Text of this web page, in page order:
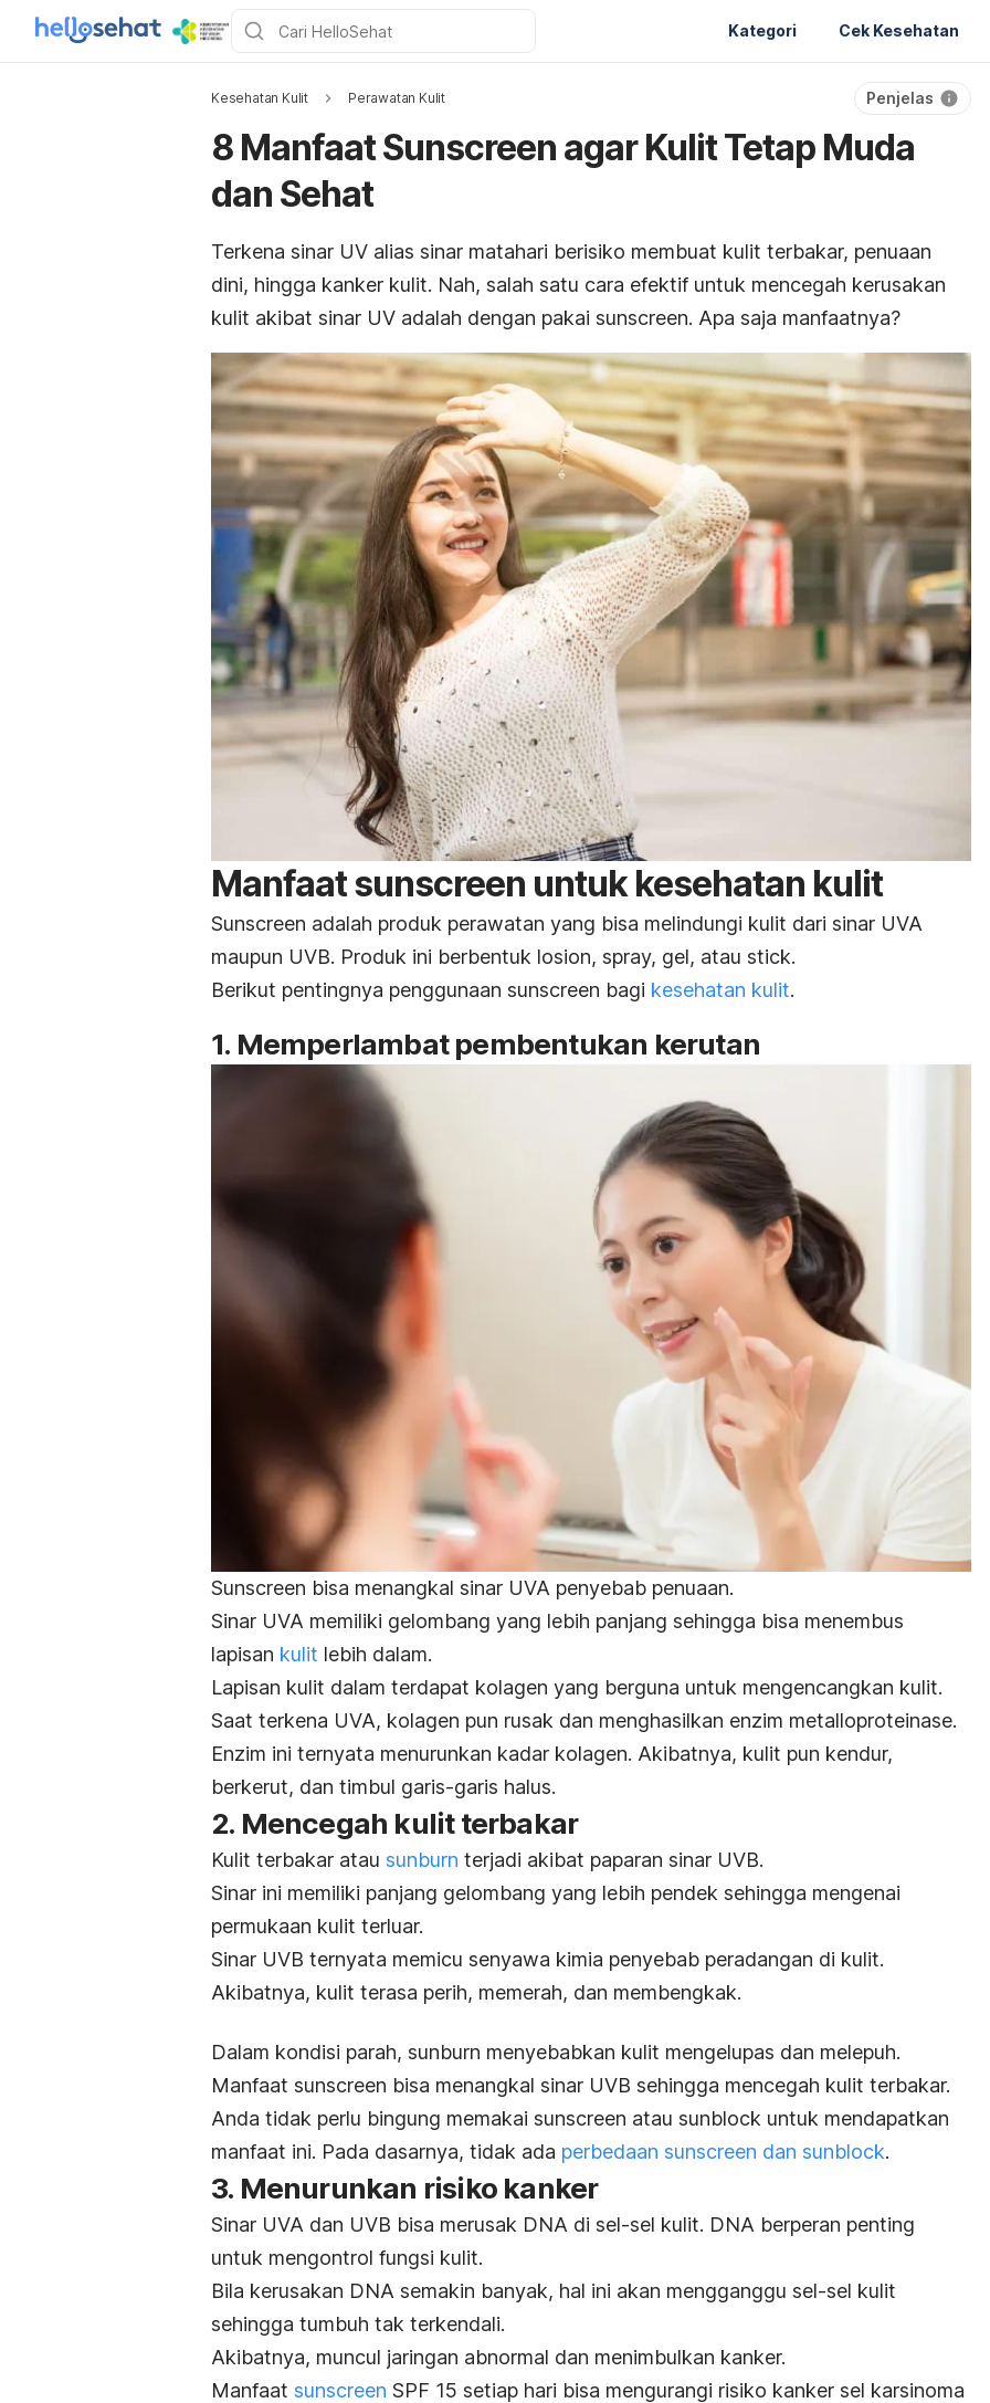
Kategori Cek Kesehatan
Kesehatan Kulit Perawatan Kulit Penjelas
8 Manfaat Sunscreen agar Kulit Tetap Muda
dan Sehat
Terkena sinar UV alias sinar matahari berisiko membuat kulit terbakar, penuaan
dini, hingga kanker kulit. Nah, salah satu cara efektif untuk mencegah kerusakan
kulit akibat sinar UV adalah dengan pakai sunscreen. Apa saja manfaatnya?
Manfaatsunscreen untuk kesehatan kulit
Sunscreen adalah produk perawatan yang bisa melindungi kulit dari sinar UVA
maupun UVB. Produk ini berbentuk losion, spray, gel, atau stick.
Berikut pentingnya penggunaan sunscreen bagi kesehatan kulit.
1. Memperlambat pembentukan kerutan
Sunscreen bisa menangkal sinar UVA penyebab penuaan.
Sinar UVA memiliki gelombang yang lebih panjang sehingga bisa menembus
lapisan kulit lebih dalam.
Lapisan kulit dalam terdapat kolagen yang berguna untuk mengencangkan kulit.
Saat terkena UVA, kolagen pun rusak dan menghasilkan enzim metalloproteinase.
Enzim ini ternyata menurunkan kadar kolagen. Akibatnya, kulit pun kendur,
berkerut, dan timbul garis-garis halus.
2. Mencegah kulit terbakar
Kulit terbakar atau sunburn terjadi akibat paparan sinar UVB.
Sinar ini memiliki panjang gelombang yang lebih pendek sehingga mengenai
permukaan kulit terluar.
Sinar UVB ternyata memicu senyawa kimia penyebab peradangan di kulit.
Akibatnya, kulit terasa perih, memerah, dan membengkak.
Dalam kondisi parah, sunburn menyebabkan kulit mengelupas dan melepuh.
Manfaat sunscreen bisa menangkal sinar UVB sehingga mencegah kulit terbakar.
Anda tidak perlu bingung memakai sunscreen atau sunblock untuk mendapatkan
manfaat ini. Pada dasarnya, tidak ada perbedaan sunscreen dan sunblock.
3. Menurunkan risiko kanker
Sinar UVA dan UVB bisa merusak DNA di sel-sel kulit. DNA berperan penting
untuk mengontrol fungsi kulit.
Bila kerusakan DNA semakin banyak, hal ini akan mengganggu sel-sel kulit
sehingga tumbuh tak terkendali.
Akibatnya, muncul jaringan abnormal dan menimbulkan kanker.
Manfaat sunscreen SPF 15 setiap hari bisa mengurangi risiko kanker sel karsinoma